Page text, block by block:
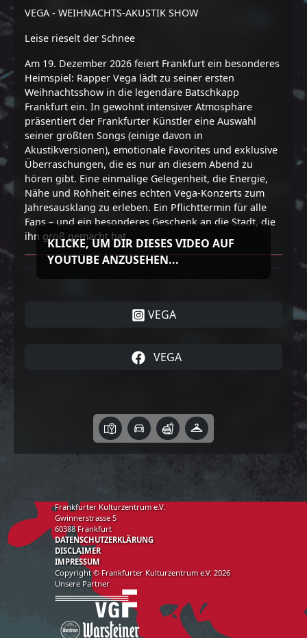
VEGA - WEIHNACHTS-AKUSTIK SHOW
Leise rieselt der Schnee
Am 19. Dezember 2026 feiert Frankfurt ein besonderes
Heimspiel: Rapper Vega lädt zu seiner ersten
Weihnachtsshow in die legendäre Batschkapp
Frankfurt ein. In gewohnt intensiver Atmosphäre
präsentiert der Frankfurter Künstler eine Auswahl
seiner größten Songs (einige davon in
Akustikversionen), emotionale Favorites und exklusive
Überraschungen, die es nur an diesem Abend zu
hören gibt. Eine einmalige Gelegenheit, die Energie,
Nähe und Rohheit eines echten Vega-Konzerts zum
Jahresausklang zu erleben. Ein Pflichttermin für alle
Fans – und ein besonderes Geschenk an die Stadt, die
ihn groß gemacht hat.
KLICKE, UM DIR DIESES VIDEO AUF
YOUTUBE ANZUSEHEN...
VEGA
VEGA
Frankfurter Kulturzentrum e.V.
Gwinnerstrasse 5
60388 Frankfurt
DATENSCHUTZERKLÄRUNG
DISCLAIMER
IMPRESSUM
Copyright © Frankfurter Kulturzentrum e.V. 2026
Unsere Partner